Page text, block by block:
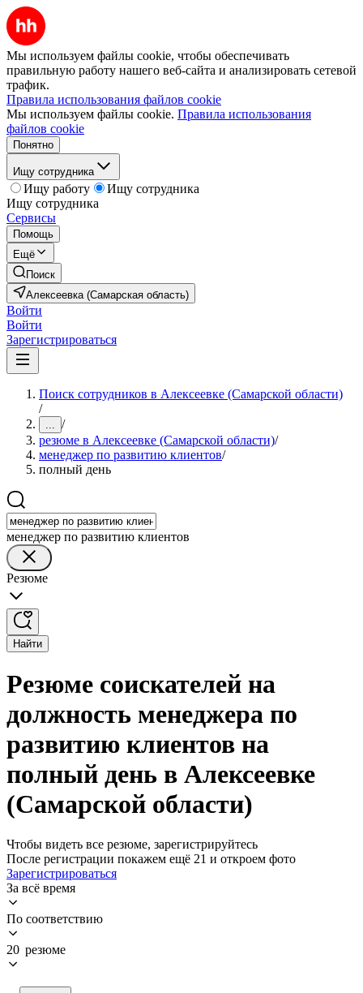
Мы используем файлы cookie, чтобы обеспечивать
правильную работу нашего веб-сайта и анализировать сетевой
трафик.
Правила использования файлов cookie
Мы используем файлы cookie. Правила использования
файлов cookie
Понятно
Ищу сотрудника
Ищу работу
Ищу сотрудника
Ищу сотрудника
Сервисы
Помощь
Ещё
Поиск
Алексеевка (Самарская область)
Войти
Войти
Зарегистрироваться
Поиск сотрудников в Алексеевке (Самарской области)
/
... /
резюме в Алексеевке (Самарской области)/
менеджер по развитию клиентов/
полный день
менеджер по развитию клиентов
Резюме
Найти
Резюме соискателей на
должность менеджера по
развитию клиентов на
полный день в Алексеевке
(Самарской области)
Чтобы видеть все резюме, зарегистрируйтесь
После регистрации покажем ещё 21 и откроем фото
Зарегистрироваться
За всё время
По соответствию
20 резюме